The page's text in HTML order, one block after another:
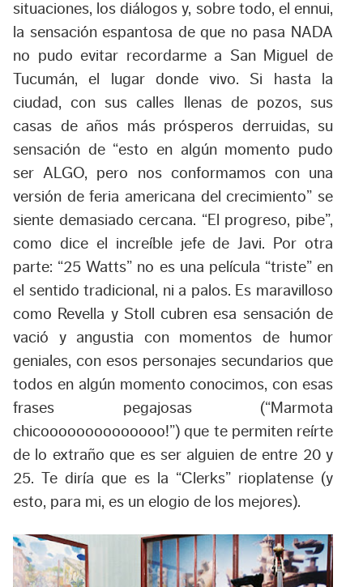
situaciones, los diálogos y, sobre todo, el ennui,
la sensación espantosa de que no pasa NADA
no pudo evitar recordarme a San Miguel de
Tucumán, el lugar donde vivo. Si hasta la
ciudad, con sus calles llenas de pozos, sus
casas de años más prósperos derruidas, su
sensación de “esto en algún momento pudo
ser ALGO, pero nos conformamos con una
versión de feria americana del crecimiento” se
siente demasiado cercana. “El progreso, pibe”,
como dice el increíble jefe de Javi. Por otra
parte: “25 Watts” no es una película “triste” en
el sentido tradicional, ni a palos. Es maravilloso
como Revella y Stoll cubren esa sensación de
vació y angustia con momentos de humor
geniales, con esos personajes secundarios que
todos en algún momento conocimos, con esas
frases pegajosas (“Marmota
chicoooooooooooooo!”) que te permiten reírte
de lo extraño que es ser alguien de entre 20 y
25. Te diría que es la “Clerks” rioplatense (y
esto, para mi, es un elogio de los mejores).